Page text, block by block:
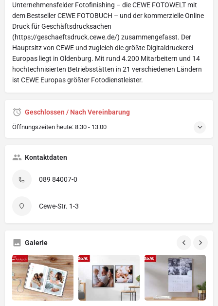
Unternehmensfelder Fotofinishing – die CEWE FOTOWELT mit
dem Bestseller CEWE FOTOBUCH – und der kommerzielle Online
Druck für Geschäftsdrucksachen
(https://geschaeftsdruck.cewe.de/) zusammengefasst. Der
Hauptsitz von CEWE und zugleich die größte Digitaldruckerei
Europas liegt in Oldenburg. Mit rund 4.200 Mitarbeitern und 14
hochtechnisierten Betriebsstätten in 21 verschiedenen Ländern
ist CEWE Europas größter Fotodienstleister.
Geschlossen / Nach Vereinbarung
Öffnungszeiten heute: 8:30 - 13:00
Kontaktdaten
089 84007-0
Cewe-Str. 1-3
Galerie